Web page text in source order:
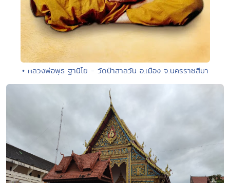
• หลวงพ่อพุธ ฐานิโย - วัดป่าสาลวัน อ.เมือง จ.นครราชสีมา